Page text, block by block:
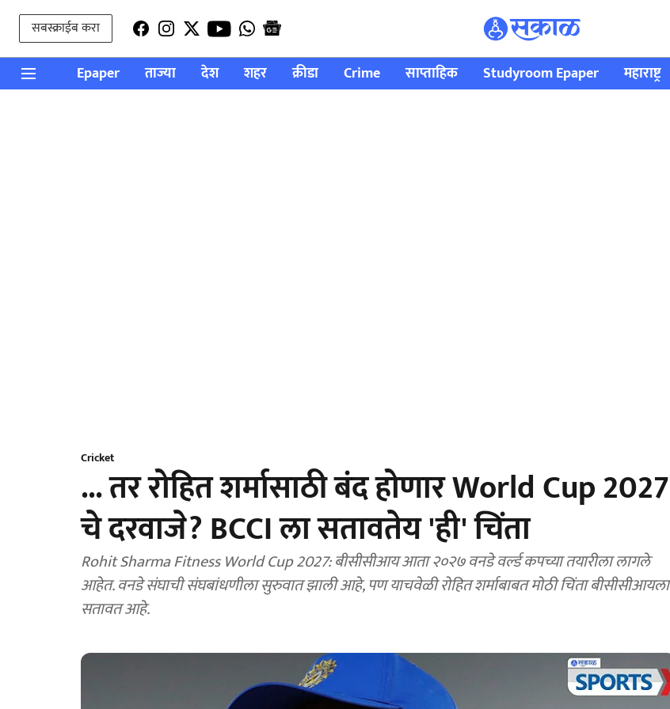
सबस्क्राईब करा
Epaper ताज्या देश शहर क्रीडा Crime साप्ताहिक Studyroom Epaper महाराष्ट्र
Cricket
... तर रोहित शर्मासाठी बंद होणार World Cup 2027
चे दरवाजे? BCCI ला सतावतेय 'ही' चिंता
Rohit Sharma Fitness World Cup 2027: बीसीसीआय आता २०२७ वनडे वर्ल्ड कपच्या तयारीला लागले
आहेत. वनडे संघाची संघबांधणीला सुरुवात झाली आहे, पण याचवेळी रोहित शर्माबाबत मोठी चिंता बीसीसीआयला
सतावत आहे.